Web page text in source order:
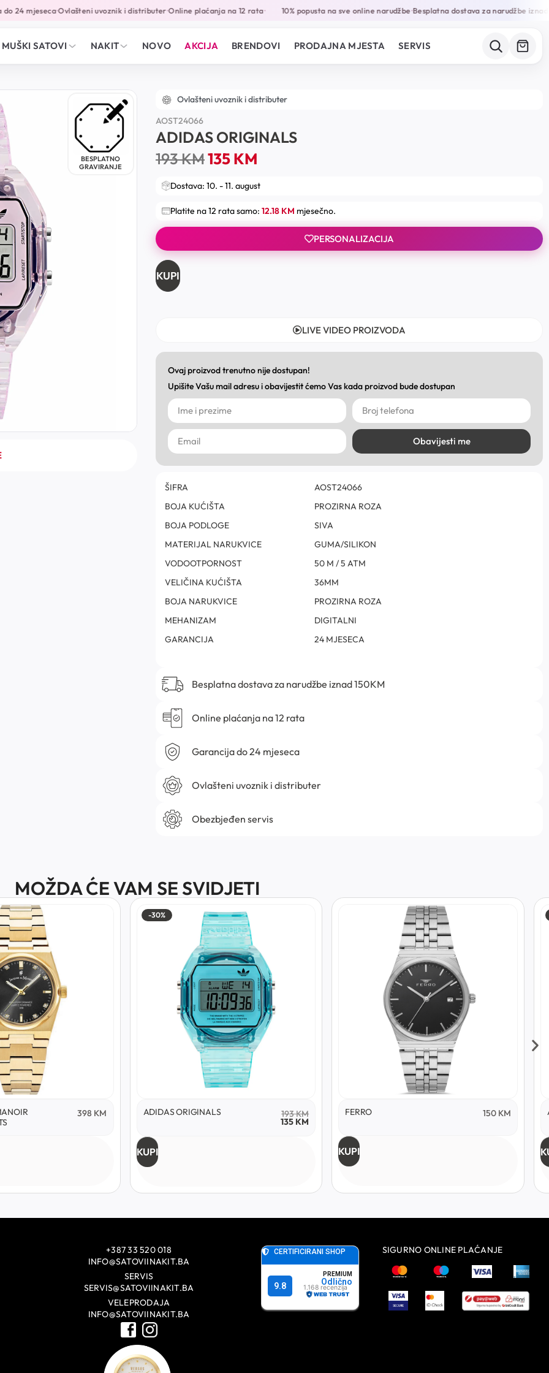
24 mjeseca•Ovlašteni uvoznik i distributer•Online plaćanja na 12 rata• 10% popusta na sve online narudžbe•Besplatna dostava za narudžbe iznad
MUŠKI SATOVI NAKIT NOVO AKCIJA BRENDOVI PRODAJNA MJESTA SERVIS
BESPLATNO
GRAVIRANJE
Ovlašteni uvoznik i distributer
AOST24066
ADIDAS ORIGINALS
193KM135KM
Dostava: 10. - 11. august
Platite na 12 rata samo: 12.18 KM mjesečno.
PERSONALIZACIJA
KUPI
LIVE VIDEO PROIZVODA
Ovaj proizvod trenutno nije dostupan!
Upišite Vašu mail adresu i obavijestit ćemo Vas kada proizvod bude dostupan
Obavijesti me
ŠIFRA
AOST24066
BOJA KUĆIŠTA
PROZIRNA ROZA
BOJA PODLOGE
SIVA
MATERIJAL NARUKVICE
GUMA/SILIKON
VODOOTPORNOST
50 M / 5 ATM
VELIČINA KUĆIŠTA
36MM
BOJA NARUKVICE
PROZIRNA ROZA
MEHANIZAM
DIGITALNI
GARANCIJA
24 MJESECA
Besplatna dostava za narudžbe iznad 150KM
Online plaćanja na 12 rata
Garancija do 24 mjeseca
Ovlašteni uvoznik i distributer
Obezbjeđen servis
MOŽDA ĆE VAM SE SVIDJETI
398 KM
-30%
ADIDAS ORIGINALS 193KM
135 KM
KUPI
FERRO 150 KM
KUPI
+387 33 520 018
INFO@SATOVIINAKIT.BA
SERVIS
SERVIS@SATOVIINAKIT.BA
VELEPRODAJA
INFO@SATOVIINAKIT.BA
SIGURNO ONLINE PLAĆANJE